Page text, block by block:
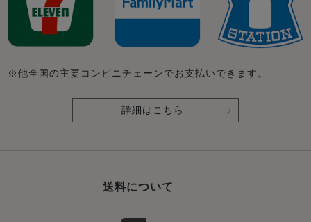
※他全国の主要コンビニチェーンでお支払いできます。
詳細はこちら
送料について